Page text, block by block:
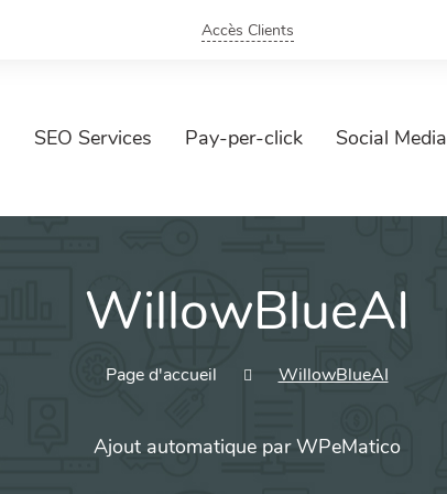
Accès Clients
SEO Services Pay-per-click Social Media
WillowBlueAI
Page d'accueil WillowBlueAI
Ajout automatique par WPeMatico